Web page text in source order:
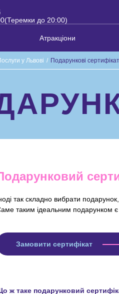
до 20:00)
Атракціони
у Львові / Подарункові
так складно вибрати
таким ідеальним подарунком є
Замовити сертифікат
ж таке подарунковий